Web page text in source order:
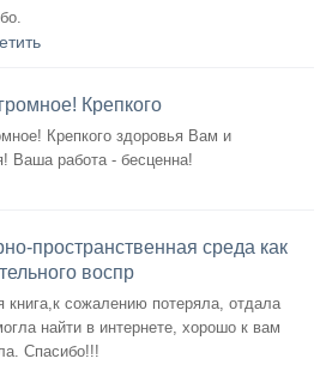
Крепкого
Крепкого здоровья Вам и
Ваша работа - бесценна!
пространственная среда как
воспр
сожалению потеряла, отдала
найти в интернете, хорошо к вам
Спасибо!!!